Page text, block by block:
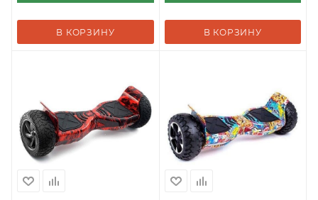
В КОРЗИНУ В КОРЗИНУ